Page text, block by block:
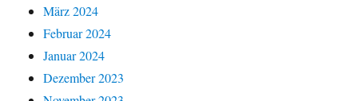
März 2024
Februar 2024
Januar 2024
Dezember 2023